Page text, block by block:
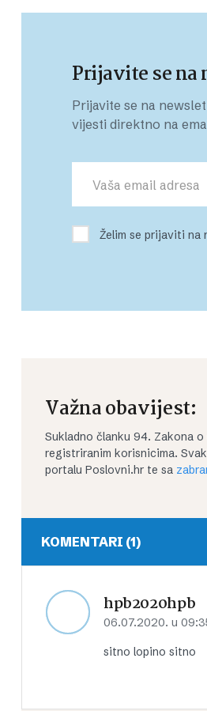
Prijavite se
Prijavite se na
vijesti direktno na
Želim se prijaviti na
Važna obavijest:
Sukladno članku 94. Zakona
registriranim korisnicima.
portalu Poslovni.hr te sa
KOMENTARI (1)
hpb2020hpb
06.07.2020. u
sitno lopino sitno